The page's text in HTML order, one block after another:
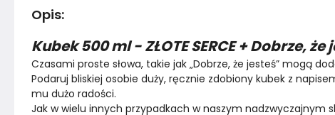
Montaż
Opis:
Kubek 500 ml - ZŁOTE SERCE + Dobrze, że
Czasami proste słowa, takie jak „Dobrze, że jesteś” mogą
Podaruj bliskiej osobie duży, ręcznie zdobiony kubek z
mu dużo radości.
Jak w wielu innych przypadkach w naszym nadzwyczajnym